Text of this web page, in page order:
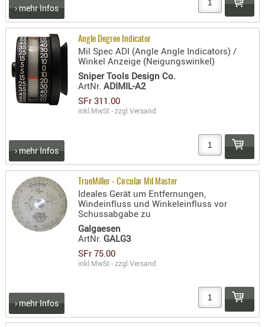
VISIERE
› mehr Infos
Angle Degree Indicator
Mil Spec ADI (Angle Angle Indicators) /
Winkel Anzeige (Neigungswinkel)
Sniper Tools Design Co.
ArtNr.ADIMIL-A2
SFr 311.00
inkl.MwSt - zzgl.Versand
› mehr Infos
TrueMiller - Circular Mil Master
Ideales Gerät um Entfernungen,
Windeinfluss und Winkeleinfluss vor
Schussabgabe zu
Galgaesen
ArtNr.GALG3
SFr 75.00
inkl.MwSt - zzgl.Versand
› mehr Infos